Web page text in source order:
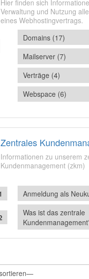
Hier finden sich
Verwaltung und Nutzung
eines Webhostingvertrags.
Domains (17)
Mailserver (7)
Verträge (4)
Webspace (6)
Zentrales
Informationen zu unserem
Kundenmanagement (zkm)
Anmeldung als
Was ist das zentrale